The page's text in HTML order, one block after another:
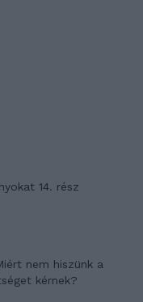
14. rész
nem hiszünk a
kérnek?